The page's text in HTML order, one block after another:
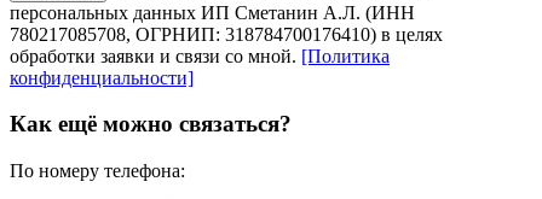
персональных данных ИП Сметанин А.Л. (ИНН
780217085708, ОГРНИП: 318784700176410) в целях
обработки заявки и связи со мной. [Политика
конфиденциальности]
Как ещё можно связаться?
По номеру телефона: